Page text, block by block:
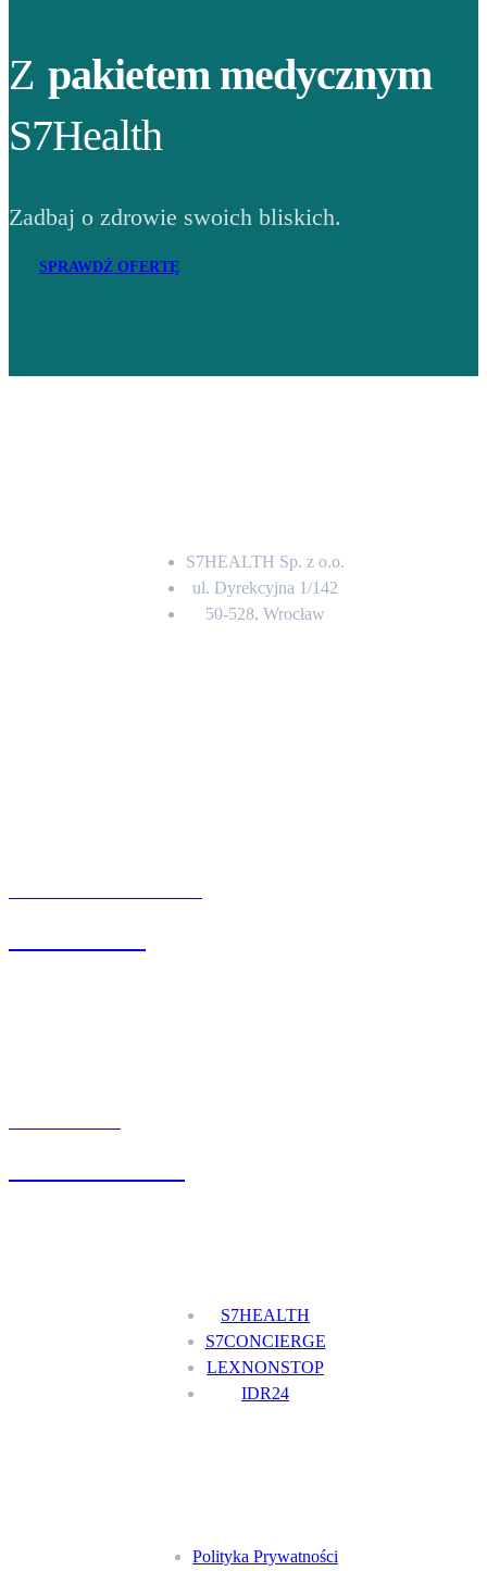
Z pakietem medycznym
S7Health
Zadbaj o zdrowie swoich bliskich.
SPRAWDŹ OFERTĘ
S7HEALTH Sp. z o.o.
ul. Dyrekcyjna 1/142
50-528, Wrocław
S7HEALTH
S7CONCIERGE
LEXNONSTOP
IDR24
Polityka Prywatności